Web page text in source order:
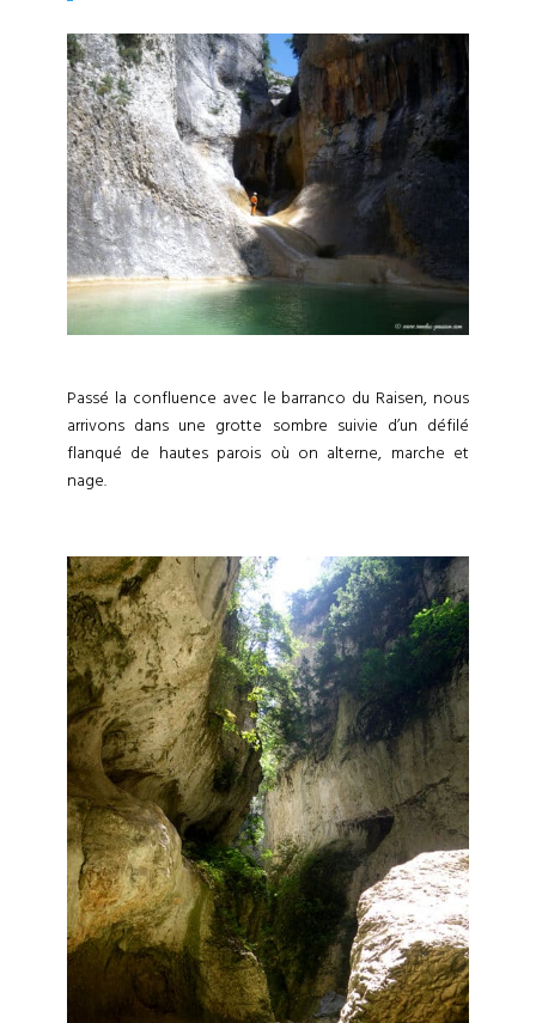
Passé la confluence avec le barranco du Raisen, nous
arrivons dans une grotte sombre suivie d’un défilé
flanqué de hautes parois où on alterne, marche et
nage.